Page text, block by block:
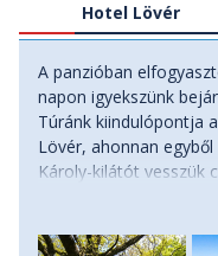
Hotel Lövér
A panzióban
napon igyekszünk
Túránk kiindulópontja
Lövér, ahonnan
Károly-kilátót vesszük
felkapaszkodva
keretében nyerhetünk